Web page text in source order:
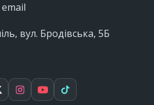
вул. Бродівська, 5Б
Instagram
YouTubeTikTok